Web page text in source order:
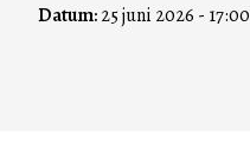
Datum:25 juni 2026 - 17:00